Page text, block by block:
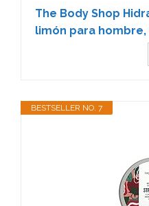
The Body Shop
limón para hombre,
BESTSELLER NO. 7